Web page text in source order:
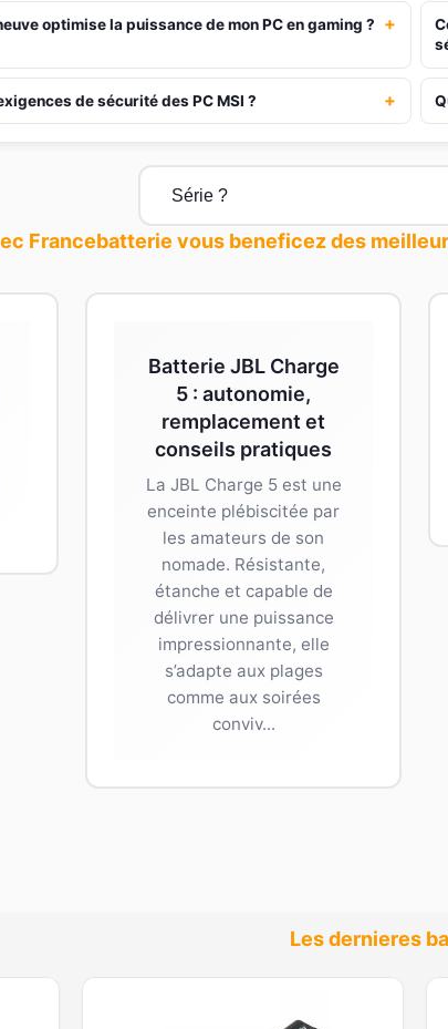
optimise la puissance de mon PC en gaming ? +
de sécurité des PC MSI ? +
Francebatterie vous beneficez des
Batterie JBL Charge
5 : autonomie,
remplacement et
conseils pratiques
La JBL Charge 5 est une
enceinte plébiscitée par
les amateurs de son
nomade. Résistante,
étanche et capable de
délivrer une puissance
impressionnante, elle
s’adapte aux plages
comme aux soirées
conviv...
Les dernieres